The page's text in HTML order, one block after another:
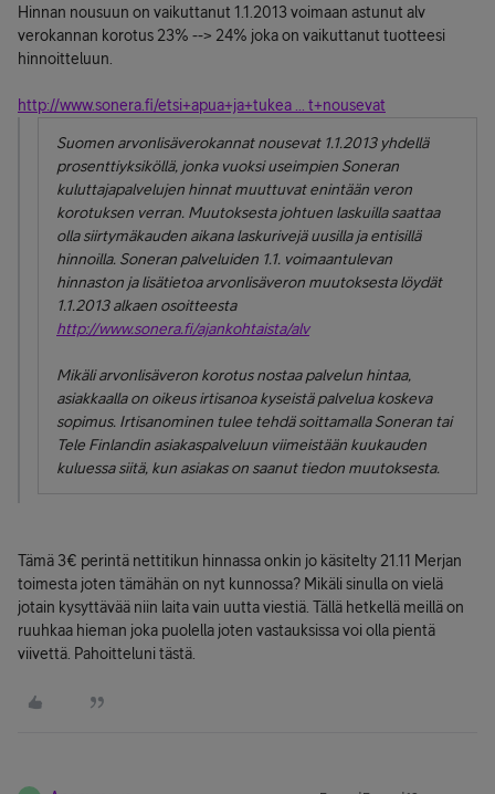
Hinnan nousuun on vaikuttanut 1.1.2013 voimaan astunut alv
verokannan korotus 23% --> 24% joka on vaikuttanut tuotteesi
hinnoitteluun.
http://www.sonera.fi/etsi+apua+ja+tukea ... t+nousevat
Suomen arvonlisäverokannat nousevat 1.1.2013 yhdellä
prosenttiyksiköllä, jonka vuoksi useimpien Soneran
kuluttajapalvelujen hinnat muuttuvat enintään veron
korotuksen verran. Muutoksesta johtuen laskuilla saattaa
olla siirtymäkauden aikana laskurivejä uusilla ja entisillä
hinnoilla. Soneran palveluiden 1.1. voimaantulevan
hinnaston ja lisätietoa arvonlisäveron muutoksesta löydät
1.1.2013 alkaen osoitteesta
http://www.sonera.fi/ajankohtaista/alv
Mikäli arvonlisäveron korotus nostaa palvelun hintaa,
asiakkaalla on oikeus irtisanoa kyseistä palvelua koskeva
sopimus. Irtisanominen tulee tehdä soittamalla Soneran tai
Tele Finlandin asiakaspalveluun viimeistään kuukauden
kuluessa siitä, kun asiakas on saanut tiedon muutoksesta.
Tämä 3€ perintä nettitikun hinnassa onkin jo käsitelty 21.11 Merjan
toimesta joten tämähän on nyt kunnossa? Mikäli sinulla on vielä
jotain kysyttävää niin laita vain uutta viestiä. Tällä hetkellä meillä on
ruuhkaa hieman joka puolella joten vastauksissa voi olla pientä
viivettä. Pahoitteluni tästä.